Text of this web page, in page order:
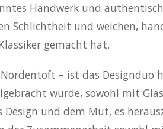
Handwerk und
Schlichtheit und weichen,
gemacht hat.
– ist das Designduo
wurde, sowohl mit
und dem Mut, es